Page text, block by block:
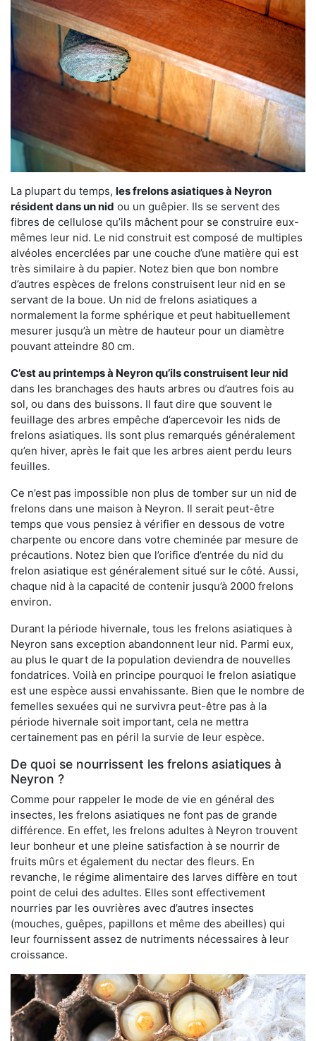
La plupart du temps, les frelons asiatiques à Neyron
résident dans un nid ou un guêpier. Ils se servent des
fibres de cellulose qu’ils mâchent pour se construire eux-
mêmes leur nid. Le nid construit est composé de multiples
alvéoles encerclées par une couche d’une matière qui est
très similaire à du papier. Notez bien que bon nombre
d’autres espèces de frelons construisent leur nid en se
servant de la boue. Un nid de frelons asiatiques a
normalement la forme sphérique et peut habituellement
mesurer jusqu’à un mètre de hauteur pour un diamètre
pouvant atteindre 80 cm.
C’est au printemps à Neyron qu’ils construisent leur nid
dans les branchages des hauts arbres ou d’autres fois au
sol, ou dans des buissons. Il faut dire que souvent le
feuillage des arbres empêche d’apercevoir les nids de
frelons asiatiques. Ils sont plus remarqués généralement
qu’en hiver, après le fait que les arbres aient perdu leurs
feuilles.
Ce n’est pas impossible non plus de tomber sur un nid de
frelons dans une maison à Neyron. Il serait peut-être
temps que vous pensiez à vérifier en dessous de votre
charpente ou encore dans votre cheminée par mesure de
précautions. Notez bien que l’orifice d’entrée du nid du
frelon asiatique est généralement situé sur le côté. Aussi,
chaque nid à la capacité de contenir jusqu’à 2000 frelons
environ.
Durant la période hivernale, tous les frelons asiatiques à
Neyron sans exception abandonnent leur nid. Parmi eux,
au plus le quart de la population deviendra de nouvelles
fondatrices. Voilà en principe pourquoi le frelon asiatique
est une espèce aussi envahissante. Bien que le nombre de
femelles sexuées qui ne survivra peut-être pas à la
période hivernale soit important, cela ne mettra
certainement pas en péril la survie de leur espèce.
De quoi se nourrissent les frelons asiatiques à
Neyron ?
Comme pour rappeler le mode de vie en général des
insectes, les frelons asiatiques ne font pas de grande
différence. En effet, les frelons adultes à Neyron trouvent
leur bonheur et une pleine satisfaction à se nourrir de
fruits mûrs et également du nectar des fleurs. En
revanche, le régime alimentaire des larves diffère en tout
point de celui des adultes. Elles sont effectivement
nourries par les ouvrières avec d’autres insectes
(mouches, guêpes, papillons et même des abeilles) qui
leur fournissent assez de nutriments nécessaires à leur
croissance.